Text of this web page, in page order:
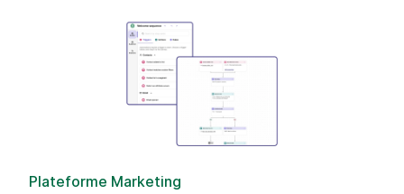
Plateforme Marketing